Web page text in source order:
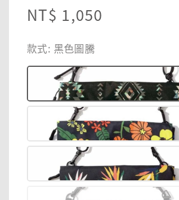
Regular
NT$ 1,050
款式: 黑色圖騰